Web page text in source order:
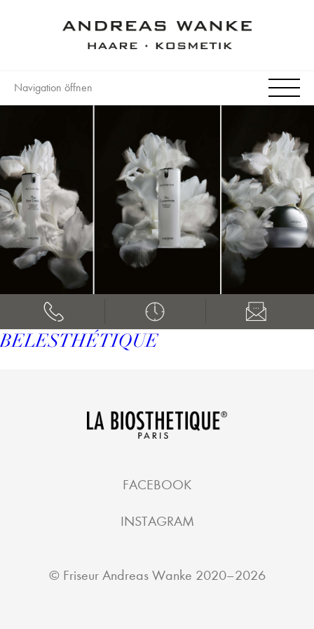
Navigation öffnen
BELESTHÉTIQUE
© Friseur Andreas Wanke 2020–2026
FACEBOOK
INSTAGRAM